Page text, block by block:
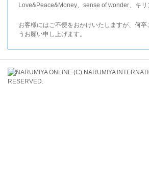
Love&Peace&Money、sense of wonder、キリ
お客様にはご不便をおかけいたしますが、何卒
うお願い申し上げます。